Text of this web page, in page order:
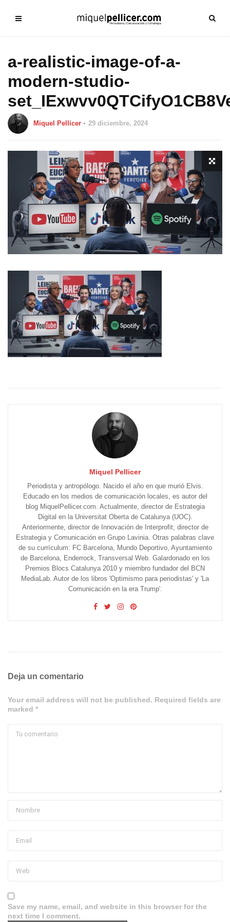
a-realistic-image-of-a-
modern-studio-
Miquel Pellicer 29 diciembre, 2024
Miquel Pellicer
Periodista y antropólogo. Nacido el año en que murió Elvis.
Educado en los medios de comunicación locales, es autor del
blog MiquelPellicer.com. Actualmente, director de Estrategia
Digital en la Universitat Oberta de Catalunya (UOC).
Anteriormente, director de Innovación de Interprofit; director de
Estrategia y Comunicación en Grupo Lavinia. Otras palabras clave
de su currículum: FC Barcelona, Mundo Deportivo, Ayuntamiento
de Barcelona, Enderrock, Transversal Web. Galardonado en los
Premios Blocs Catalunya 2010 y miembro fundador del BCN
MediaLab. Autor de los libros 'Optimismo para periodistas' y 'La
Comunicación en la era Trump'.
Deja un comentario
Your email address will not be published. Required fields are
marked *
Save my name, email, and website in this browser for the
next time I comment.